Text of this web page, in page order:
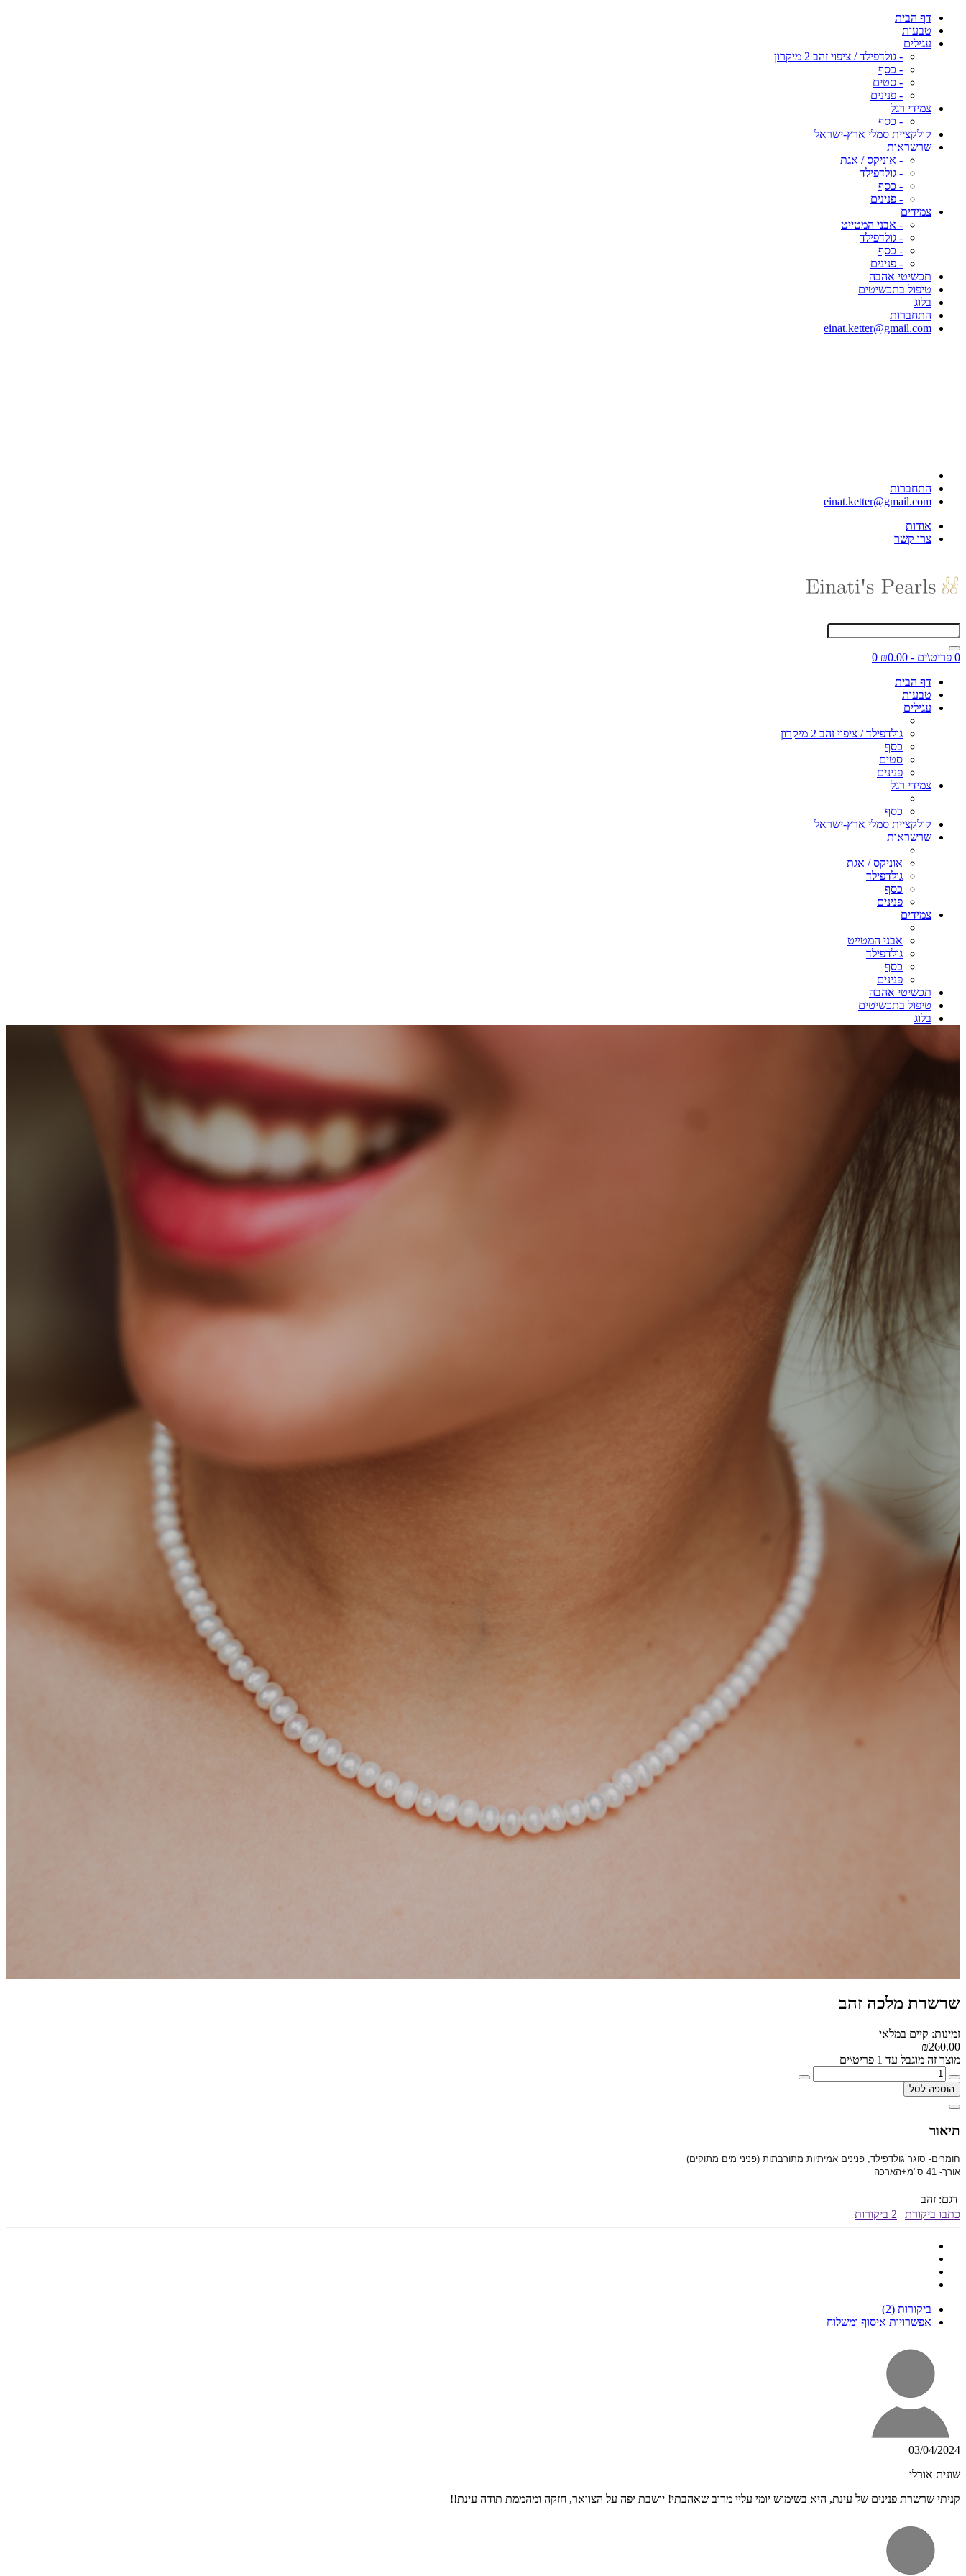
דף הבית
טבעות
עגילים
- גולדפילד / ציפוי זהב 2 מיקרון
- כסף
- סטים
- פנינים
צמידי רגל
- כסף
קולקציית סמלי ארץ-ישראל
שרשראות
- אוניקס / אגת
- גולדפילד
- כסף
- פנינים
צמידים
- אבני המטייט
- גולדפילד
- כסף
- פנינים
תכשיטי אהבה
טיפול בתכשיטים
בלוג
התחברות
einat.ketter@gmail.com
התחברות
einat.ketter@gmail.com
אודות
צרו קשר
0 פריט\ים - ₪0.00
0
דף הבית
טבעות
עגילים
גולדפילד / ציפוי זהב 2 מיקרון
כסף
סטים
פנינים
צמידי רגל
כסף
קולקציית סמלי ארץ-ישראל
שרשראות
אוניקס / אגת
גולדפילד
כסף
פנינים
צמידים
אבני המטייט
גולדפילד
כסף
פנינים
תכשיטי אהבה
טיפול בתכשיטים
בלוג
שרשרת מלכה זהב
זמינות: קיים במלאי
₪260.00
מוצר זה מוגבל עד 1 פריט\ים
הוספה לסל
תיאור
חומרים- סוגר גולדפילד, פנינים אמיתיות מתורבתות (פניני מים מתוקים)
אורך- 41 ס"מ+הארכה
דגם: זהב
כתבו ביקורת | 2 ביקורות
ביקורות (2)
אפשרויות איסוף ומשלוח
03/04/2024
שונית אורלי
קניתי שרשרת פנינים של עינת, היא בשימוש יומי עליי מרוב שאהבתי! יושבת יפה על הצוואר, חזקה ומהממת תודה עינת!!